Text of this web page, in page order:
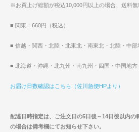
※お買上げ総額が税込10,000円以上の場合、送料無
■ 関東：660円（税込）
■ 信越・関西・北陸・北東北・南東北・北陸・中部
■ 北海道・沖縄・北九州・南九州・四国・中国地方
お届け日数確認はこちら（佐川急便HPより）
配達日時指定は、ご注文日の5日後～14日後以内の
の場合は備考欄にてお知らせ下さい。